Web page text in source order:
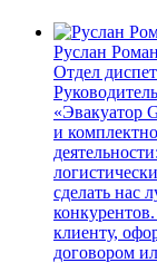
Руслан
Отдел
«Эвакуатор
и
сделать нас
клиенту,
договором